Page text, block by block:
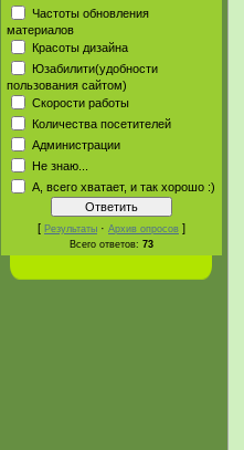
Частоты обновления
материалов
Красоты дизайна
Юзабилити(удобности
пользования сайтом)
Скорости работы
Количества посетителей
Администрации
Не знаю...
А, всего хватает, и так хорошо :)
[ Результаты · Архив опросов ]
Всего ответов: 73